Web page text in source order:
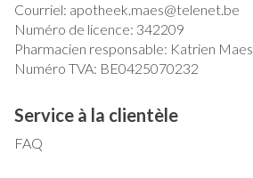
Courriel: apotheek.maes@telenet.be
Numéro de licence: 342209
Pharmacien responsable: Katrien Maes
Numéro TVA: BE0425070232
Service à la clientèle
FAQ